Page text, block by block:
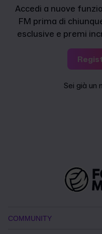
Accedi a nuove
FM prima di
esclusive e premi
Sei già un
COMMUNITY